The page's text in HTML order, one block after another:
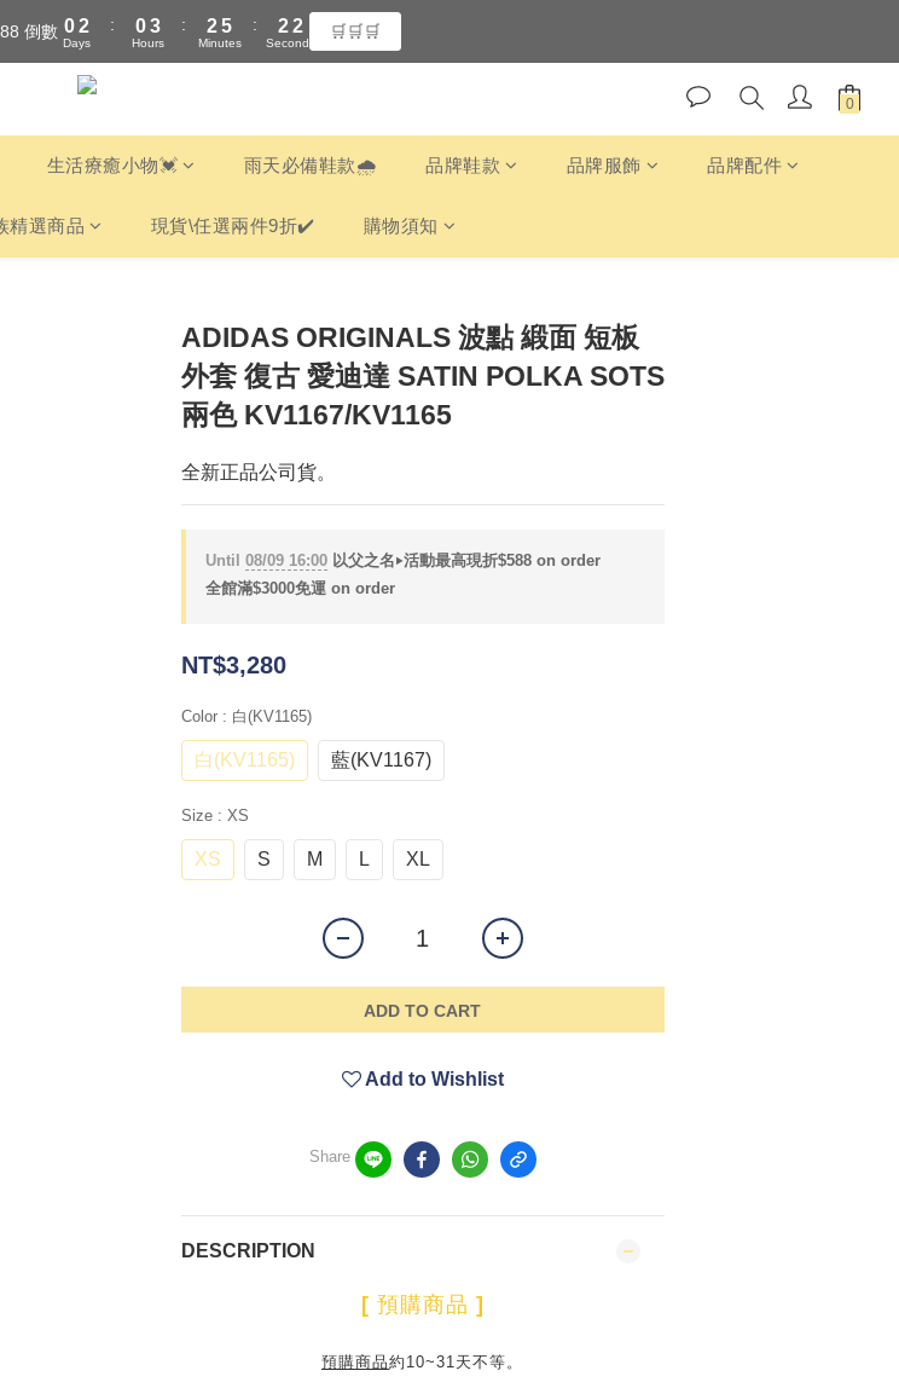
$3000享『超商』免運費
倒數 02
1
0
Days
:
03
2
Hours
:
2
1
5
4
1
Minutes
:
2
1
2
1
Seconds
🛒🛒🛒
滿$3000享『超商』免運費
生活療癒小物💓 雨天必備鞋款🌧️ 品牌鞋款 品牌服飾 品牌配件
精選商品 現貨\任選兩件9折✔️ 購物須知
ADIDAS ORIGINALS 波點 緞面 短板
外套 復古 愛迪達 SATIN POLKA SOTS
兩色 KV1167/KV1165
全新正品公司貨。
Until 08/09 16:00以父之名‣活動最高現折$588 on order
全館滿$3000免運 on order
NT$3,280
Color : 白(KV1165)
白(KV1165) 藍(KV1167)
Size : XS
XS S M L XL
ADD TO CART
Add to Wishlist
Share
DESCRIPTION
[ 預購商品 ]
預購商品約10~31天不等。